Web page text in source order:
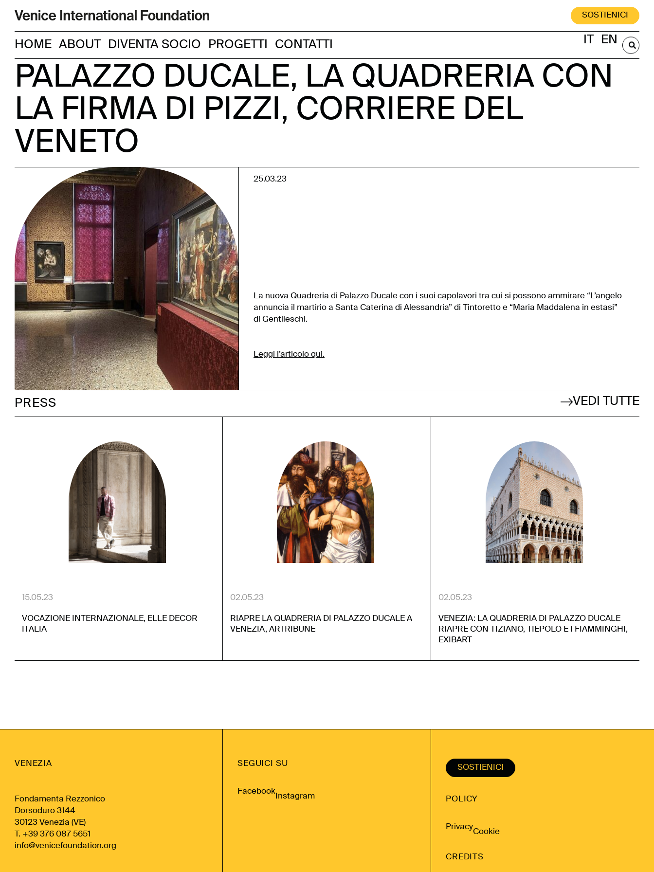
SOSTIENICI
HOME ABOUT DIVENTA SOCIO PROGETTI CONTATTI EN
PALAZZO DUCALE, LA QUADRERIA CON
LA FIRMA DI PIZZI, CORRIERE DEL
VENETO
25.03.23
La nuova Quadreria di Palazzo Ducale con i suoi capolavori tra cui si possono ammirare “L’angelo
annuncia il martirio a Santa Caterina di Alessandria” di Tintoretto e “Maria Maddalena in estasi”
di Gentileschi.
Leggi l’articolo qui.
PRESS VEDI TUTTE
15.05.23
VOCAZIONE INTERNAZIONALE, ELLE DECOR
ITALIA
02.05.23
RIAPRE LA QUADRERIA DI PALAZZO DUCALE A
VENEZIA, ARTRIBUNE
02.05.23
VENEZIA: LA QUADRERIA DI PALAZZO DUCALE
RIAPRE CON TIZIANO, TIEPOLO E I FIAMMINGHI,
EXIBART
VENEZIA
Fondamenta Rezzonico
Dorsoduro 3144
30123 Venezia (VE)
T. +39 376 087 5651
info@venicefoundation.org
SEGUICI SU
Facebook
Instagram
SOSTIENICI
POLICY
Privacy
Cookie
CREDITS